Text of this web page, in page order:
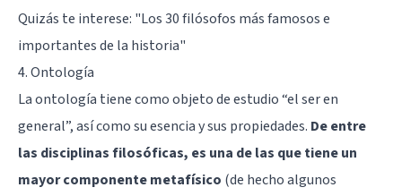
Quizás te interese: "Los 30 filósofos más famosos e
importantes de la historia"
4. Ontología
La ontología tiene como objeto de estudio “el ser en
general”, así como su esencia y sus propiedades. De entre
las disciplinas filosóficas, es una de las que tiene un
mayor componente metafísico (de hecho algunos